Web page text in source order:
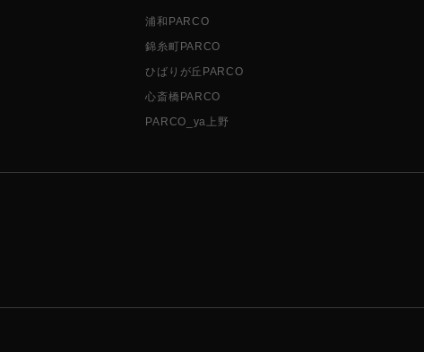
浦和PARCO
錦糸町PARCO
ひばりが丘PARCO
心斎橋PARCO
PARCO_ya上野